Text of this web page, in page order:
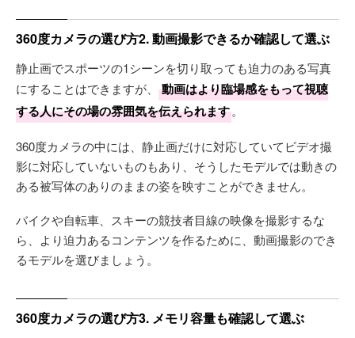
360度カメラの選び方2. 動画撮影できるか確認して選ぶ
静止画でスポーツの1シーンを切り取っても迫力のある写真
にすることはできますが、
動画はより臨場感をもって視聴
する人にその場の雰囲気を伝えられます。
360度カメラの中には、静止画だけに対応していてビデオ撮
影に対応していないものもあり、そうしたモデルでは動きの
ある被写体のありのままの姿を映すことができません。
バイクや自転車、スキーの競技者目線の映像を撮影するな
ら、より迫力あるコンテンツを作るために、動画撮影のでき
るモデルを選びましょう。
360度カメラの選び方3. メモリ容量も確認して選ぶ